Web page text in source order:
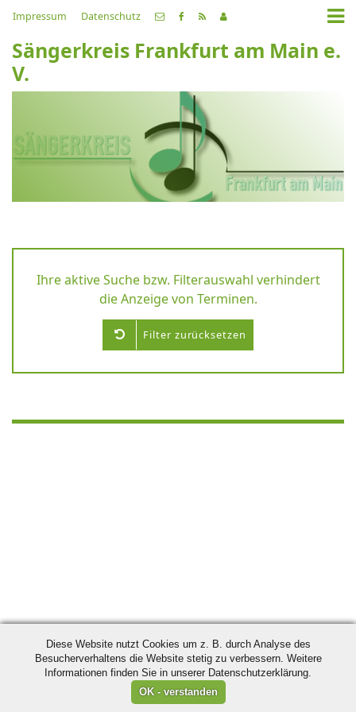
Impressum Datenschutz
Sängerkreis Frankfurt am Main e.
V.
Ihre aktive Suche bzw. Filterauswahl verhindert
die Anzeige von Terminen.
Filter zurücksetzen
Diese Website nutzt Cookies um z. B. durch Analyse des
Besucherverhaltens die Website stetig zu verbessern. Weitere
Informationen finden Sie in unserer Datenschutzerklärung.